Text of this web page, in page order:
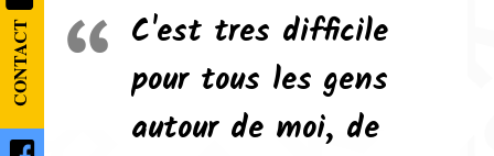
CONTACT
C'est tres difficile
pour tous les gens
autour de moi, de